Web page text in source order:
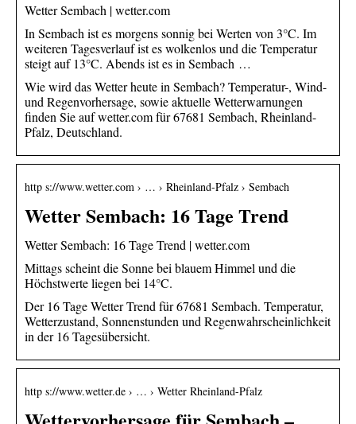
Wetter Sembach | wetter.com
In Sembach ist es morgens sonnig bei Werten von 3°C. Im
weiteren Tagesverlauf ist es wolkenlos und die Temperatur
steigt auf 13°C. Abends ist es in Sembach …
Wie wird das Wetter heute in Sembach? Temperatur-, Wind-
und Regenvorhersage, sowie aktuelle Wetterwarnungen
finden Sie auf wetter.com für 67681 Sembach, Rheinland-
Pfalz, Deutschland.
http s://www.wetter.com › … › Rheinland-Pfalz › Sembach
Wetter Sembach: 16 Tage Trend
Wetter Sembach: 16 Tage Trend | wetter.com
Mittags scheint die Sonne bei blauem Himmel und die
Höchstwerte liegen bei 14°C.
Der 16 Tage Wetter Trend für 67681 Sembach. Temperatur,
Wetterzustand, Sonnenstunden und Regenwahrscheinlichkeit
in der 16 Tagesübersicht.
http s://www.wetter.de › … › Wetter Rheinland-Pfalz